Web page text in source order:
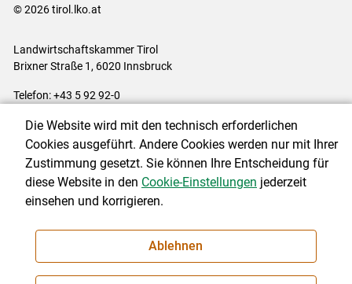
© 2026 tirol.lko.at
Landwirtschaftskammer Tirol
Brixner Straße 1, 6020 Innsbruck
Telefon: +43 5 92 92-0
Impressum|Kontakt|Datenschutzerklärung|Barrierefreiheit|
Cookie-Einstellungen
NEWSLETTER
Die Website wird mit den technisch erforderlichen
Cookies ausgeführt. Andere Cookies werden nur mit Ihrer
Zustimmung gesetzt. Sie können Ihre Entscheidung für
diese Website in den Cookie-Einstellungen jederzeit
einsehen und korrigieren.
Ablehnen